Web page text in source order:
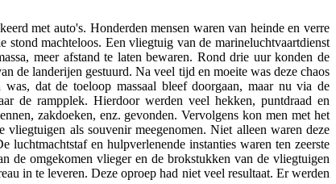
met auto's. Honderden mensen waren van heinde en verre
machteloos. Een vliegtuig van de marineluchtvaartdienst
meer afstand te laten bewaren. Rond drie uur konden de
de landerijen gestuurd. Na veel tijd en moeite was deze chaos
dat de toeloop massaal bleef doorgaan, maar nu via de
de rampplek. Hierdoor werden veel hekken, puntdraad en
zakdoeken, enz. gevonden. Vervolgens kon men met het
als souvenir meegenomen. Niet alleen waren deze
en hulpverlenende instanties waren ten zeerste
de omgekomen vlieger en de brokstukken van de vliegtuigen
in te leveren. Deze oproep had niet veel resultaat. Er werden